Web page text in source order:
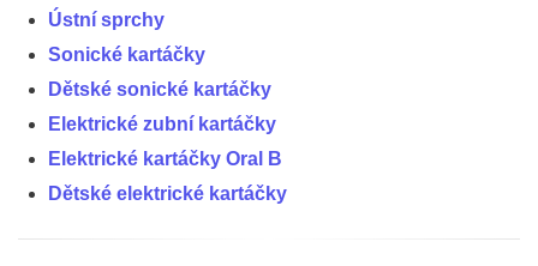
Ústní sprchy
Sonické kartáčky
Dětské sonické kartáčky
Elektrické zubní kartáčky
Elektrické kartáčky Oral B
Dětské elektrické kartáčky